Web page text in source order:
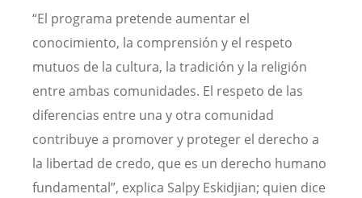
“El programa pretende aumentar el
conocimiento, la comprensión y el respeto
mutuos de la cultura, la tradición y la religión
entre ambas comunidades. El respeto de las
diferencias entre una y otra comunidad
contribuye a promover y proteger el derecho a
la libertad de credo, que es un derecho humano
fundamental”, explica Salpy Eskidjian; quien dice